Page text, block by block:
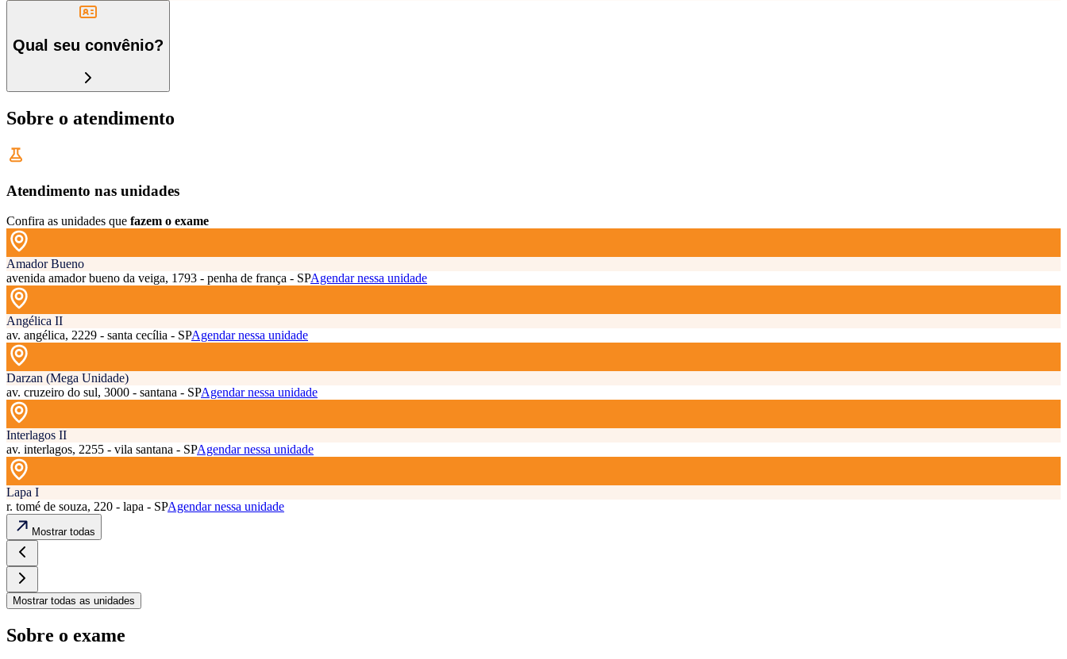
Qual seu convênio?
Sobre o atendimento
Atendimento nas unidades
Confira as unidades que fazem o exame
Amador Bueno
avenida amador bueno da veiga, 1793 - penha de frança - SPAgendar nessa unidade
Angélica II
av. angélica, 2229 - santa cecília - SPAgendar nessa unidade
Darzan (Mega Unidade)
av. cruzeiro do sul, 3000 - santana - SPAgendar nessa unidade
Interlagos II
av. interlagos, 2255 - vila santana - SPAgendar nessa unidade
Lapa I
r. tomé de souza, 220 - lapa - SPAgendar nessa unidade
Mostrar todas
Mostrar todas as unidades
Sobre o exame